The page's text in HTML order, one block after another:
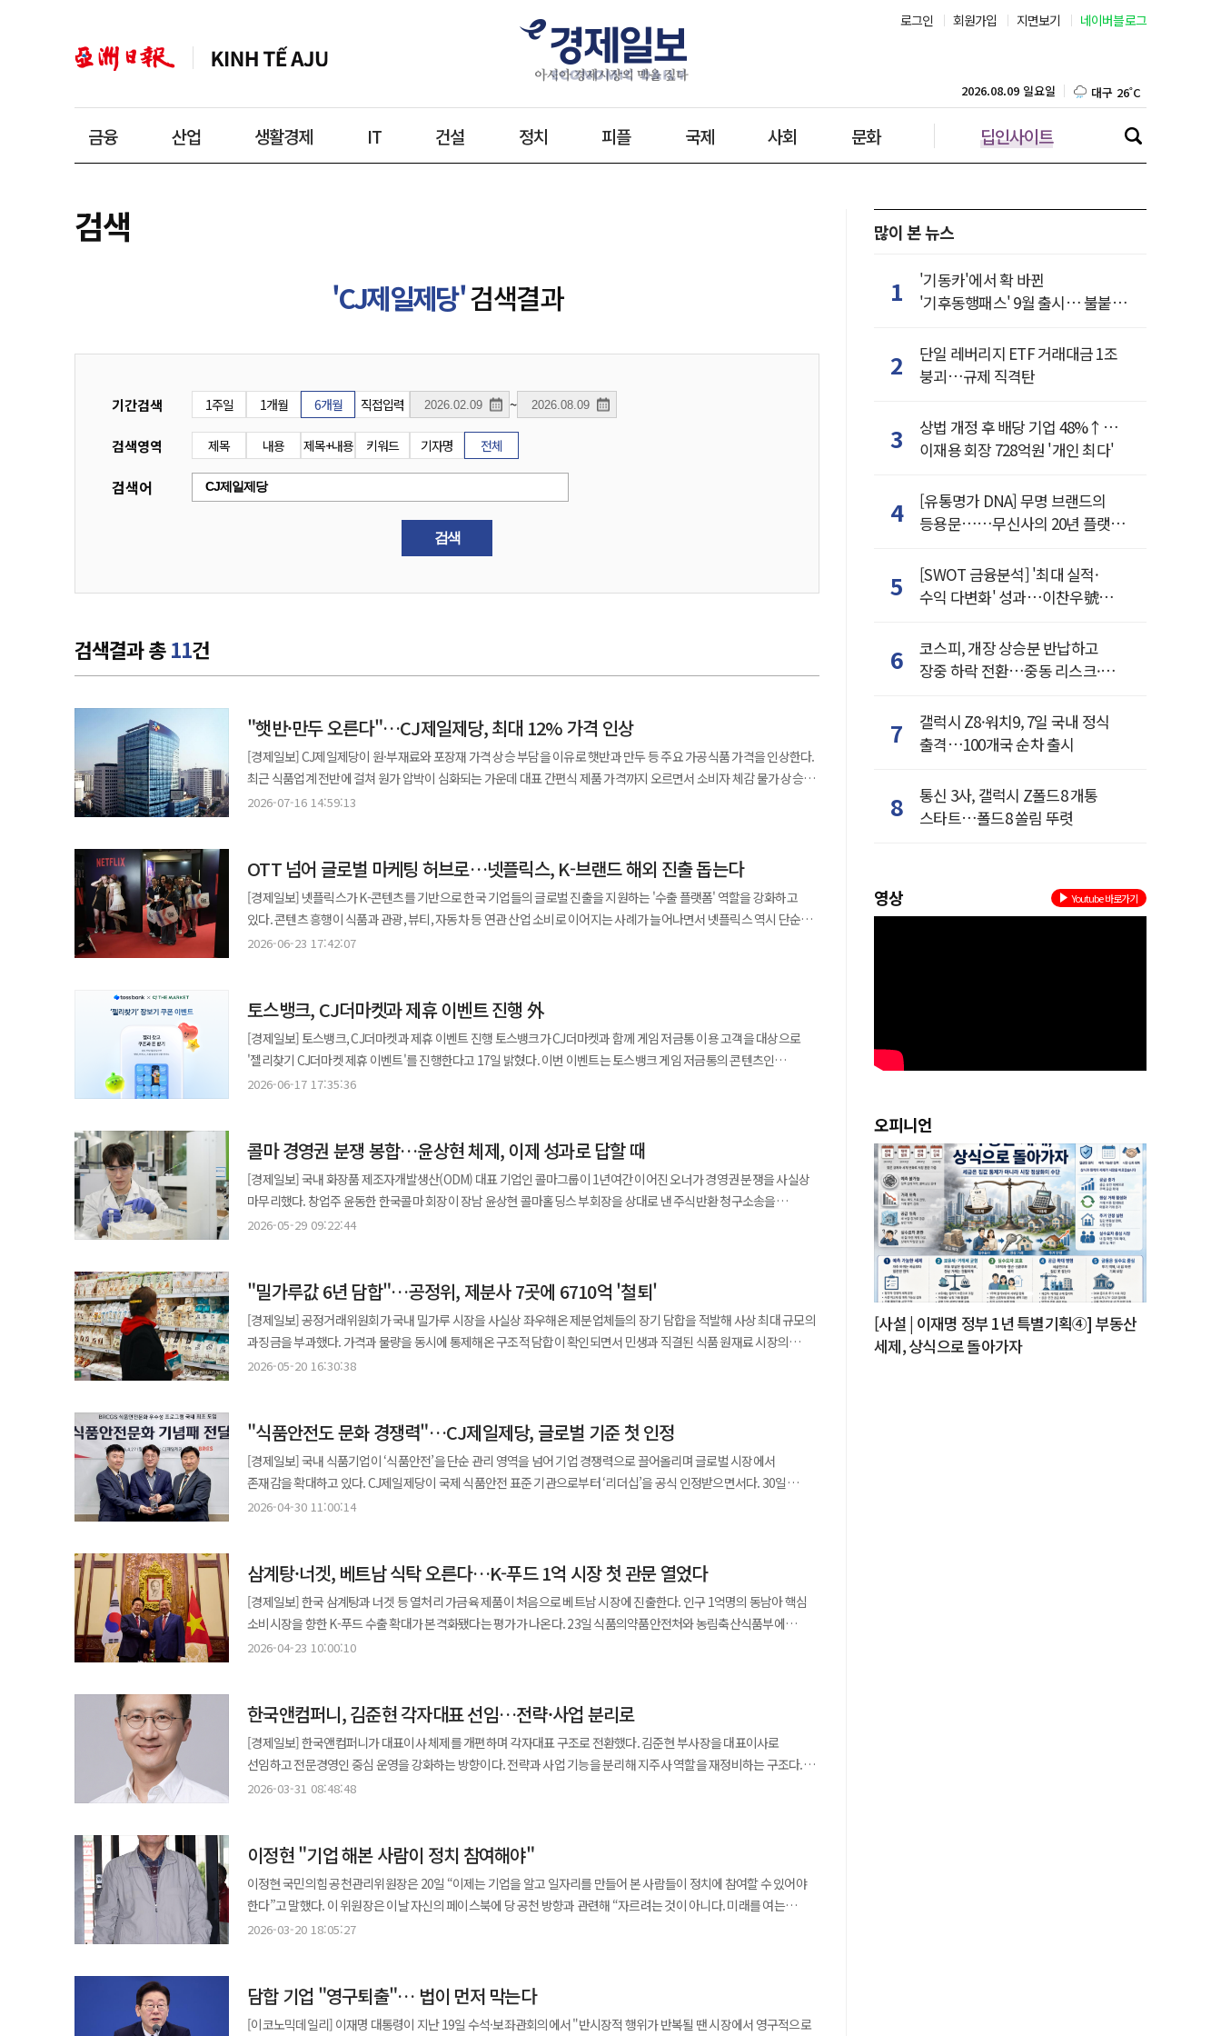
로그인 회원가입 지면보기 네이버블로그
금융 산업 생활경제 IT 건설 정치 피플 국제 사회 문화 딥인사이트
2026.08.09 일요일 대구 26˚C
인천 27˚C
제주 27˚C
검색
'CJ제일제당'검색결과
기간검색 1주일 1개월 6개월 직접입력 ~
검색영역 제목 내용 제목+내용 키워드 기자명 전체
검색어
검색
검색결과 총11건
"햇반·만두 오른다"…CJ제일제당, 최대 12% 가격 인상
[경제일보] CJ제일제당이 원·부재료와 포장재 가격 상승 부담을 이유로 햇반과 만두 등 주요 가공식품 가격을 인상한다.
최근 식품업계 전반에 걸쳐 원가 압박이 심화되는 가운데 대표 간편식 제품 가격까지 오르면서 소비자 체감 물가 상승이
더욱 커질 것으로 보인다. 16일 업계에 따르면 CJ제일제당은 햇반과 만두, 생선구이 등 총 8개 카테고리 27개 품목의
편의점에서는 다음 달 1일부터 순차적으로 적용된다. 이번 가격 조정의 배경에는 원가 상승 압력이 자리하고 있다. 쌀과
육류, 어류 등 주요 원재료 가격이 꾸준히 오른 데다 나프타 등 석유화학 제품 가격 상승으로 포장재 비용까지 동반
상승하면서 제조 원가 부담이 크게 늘었다는 설명이다. 업계에서는 최근 국제 원자재 가격 변동성과 환율 상승까지
겹치며 식품 기업들의 수익성이 전반적으로 악화되고 있다는 분석이 나온다. 다만 CJ제일제당은 소비자 부담을 고려해
일부 품목은 가격 인상 대상에서 제외했다. 학생 등 젊은 소비층이 많이 이용하는 편의점 대표 제품인 햇반 컵반과
반발을 완화하기 위한 대응책도 내놓았다. CJ제일제당은 다음 달부터 여름철 성수기 제품을 중심으로 대규모 할인
행사를 진행할 계획이다. 주요 간편식과 냉동식품 등을 대상으로 프로모션을 확대해 실제 구매 부담을 낮추겠다는
전략이다. 업계에서는 이번 가격 인상이 단발성에 그치지 않을 가능성에도 주목하고 있다. 원재료와 물류비 상승이
단기간에 해소되기 어려운 만큼 향후 추가적인 가격 조정 가능성도 배제할 수 없다는 것이다. 특히 즉석밥과 냉동식품은
상황”이라며 “소비자 부담을 고려해 인상 품목과 폭을 최소화했다”고 설명했다.
2026-07-16 14:59:13
OTT 넘어 글로벌 마케팅 허브로…넷플릭스, K-브랜드 해외 진출 돕는다
[경제일보] 넷플릭스가 K-콘텐츠를 기반으로 한국 기업들의 글로벌 진출을 지원하는 '수출 플랫폼' 역할을 강화하고
있다. 콘텐츠 흥행이 식품과 관광, 뷰티, 자동차 등 연관 산업 소비로 이어지는 사례가 늘어나면서 넷플릭스 역시 단순
온라인 동영상 서비스(OTT)를 넘어 K-브랜드 확산의 핵심 채널로 자리매김하고 있는 것으로 분석된다. 23일
주최하고 한국콘텐츠진흥원이 주관한 행사로, 한불 수교 140주년을 기념해 지난 16일부터 18일까지 프랑스 파리 '팔레
데 콩그레 드 파리'에서 개최됐다. 드라마와 영화, 음악, 웹툰, 게임 등 K-콘텐츠를 비롯해 식품과 뷰티, 관광 등 연관
산업을 소개하는 행사로 약 3만5000명의 현지 관람객이 방문했다. 넷플릭스는 행사 기간 'K-콘텐츠 파트너십'을 주제로
전시 부스를 운영했다. 이를 통해 K-콘텐츠가 다양한 산업과 결합해 새로운 소비자 접점을 창출하고 브랜드 인지도를
높인 사례들을 소개했다. 이번 전시에는 금호타이어와 기아, 네이버, 농심, 삼성, KT, CJ제일제당, 한국관광공사,
전쟁', '케이팝 데몬 헌터스', '이 별에 필요한' 등 넷플릭스 콘텐츠와 연계한 마케팅 및 협업 사례를 선보였다. 최근 K-
콘텐츠는 단순 시청을 넘어 소비와 관광, 브랜드 경험으로 이어지는 경제 효과를 만들어내고 있다. 글로벌 시청자들이
콘텐츠를 통해 한국 문화에 관심을 갖게 되면서 식품과 화장품, 관광지, 소비재 등에 대한 수요도 함께 증가하는 현상이
나타나고 있다. 넷플릭스는 이러한 흐름을 바탕으로 국내 기업들이 글로벌 소비자와 만날 수 있는 접점을 확대하고
있다고 설명했다. 실제로 콘텐츠 협업을 통해 브랜드 인지도를 높이고 해외 시장에서 신규 고객을 확보하는 사례가
600여 개가 부스 운영 시작 후 1시간 만에 모두 소진될 정도로 높은 관심을 끌었다. 넷플릭스에 따르면 관람객들은 K-
콘텐츠의 매력으로 독창적인 스토리와 높은 몰입감, 뛰어난 재미를 꼽았으며 일부는 한국어로 후기를 남기기도 했다.
넷플릭스는 이를 통해 유럽 현지에서도 K-콘텐츠에 대한 관심과 인지도가 꾸준히 확대되고 있음을 확인할 수 있었다고
기여할 수 있도록 협업을 확대해 나간다는 계획이다. 넷플릭스 관계자는 "넷플릭스는 콘텐츠를 통해 더 많은 한국
기업들이 국내외 소비자들과 연결될 수 있도록 다양한 협업을 이어가고 있다"며 "앞으로도 다양한 파트너들과 협력해
한국 콘텐츠가 더 큰 경제적·문화적 가치를 창출할 수 있도록 노력하겠다"고 말했다.
2026-06-23 17:42:07
토스뱅크, CJ더마켓과 제휴 이벤트 진행 外
[경제일보] 토스뱅크, CJ더마켓과 제휴 이벤트 진행 토스뱅크가 CJ더마켓과 함께 게임 저금통 이용 고객을 대상으로
'젤리찾기 CJ더마켓 제휴 이벤트'를 진행한다고 17일 밝혔다. 이번 이벤트는 토스뱅크 게임 저금통의 콘텐츠인
'젤리찾기'에 CJ더마켓 혜택을 결합해 저축의 재미와 생활 혜택을 동시에 제공하기 위해 마련됐다. 이벤트는 오는
햇반 등 CJ제일제당 주요 브랜드 제품을 판매하는 공식 온라인몰이다. 이벤트 혜택은 1000원·2000원 적립금과 함께
△3만원 이상 구매 시 5000원 할인권 △4만원 이상 구매 시 1만원 할인권 △5만원 이상 구매 시 1만3000원 할인권
△6만원 이상 구매 시 1만6000원 할인권으로 구성됐다. 쿠폰은 CJ더마켓 애플리케이션(앱)에서 등록해 사용할 수
있으며 적립금과 할인권은 오는 7월 12일까지 등록 및 사용 가능하다. 이벤트 젤리를 찾지 못하거나 준비된 혜택이
소진된 경우에는 블록깨기 1회 추가 기회가 제공된다. 토스뱅크 관계자는 "많은 고객들이 즐겨온 젤리찾기에 CJ더마켓
즐거운 혜택을 지속적으로 제공해 나가겠다"고 말했다. Sh수협은행, AI 기반 신분증 사본판별 시스템 도입
Sh수협은행이 은행권 최초로 인공지능(AI) 기반 대면 신분증 사본판별 시스템을 도입해 전 영업점에서 시행한다고
17일 밝혔다. 기존 영업점 창구의 신분증 확인 절차는 육안 검사나 단순 이미지 대조에 의존하는 경우가 많아 정교한
위조 신분증을 판별하는 데 한계가 있었다. 수협은행이 도입한 시스템은 특허 기반 이미지 전처리기술과 AI 모델을
활용해 △신분증 고유 특성 △노이즈 패턴 △조명 환경 △촬영 각도 등을 복합적으로 분석한다. 이를 통해 위·변조
시스템 도입은 고도화되는 위변조 범죄에 대응하는 강력한 방어선이 될 것"이라며 "앞으로도 철저한 보안 혁신을 통해
고객의 자산과 개인정보를 보호하는 데 최선을 다하겠다"고 말했다. IBK기업은행, 울산 일자리박람회 개최
IBK기업은행이 울산 남구 문수체육관에서 울산시·울산경제일자리진흥원·한국장학재단과 '2026 울산
현장면접과 채용상담을 진행할 예정이다. 울산 지역 청년 창업가의 3D프린팅 신기술 시연과 지역 대학생이 개발한
애플리케이션 전시도 마련된다. 구직자 취업역량 강화를 위해 △AI 기반 역량검사 △가상현실(VR) 직무체험 △현직자
토크콘서트 등의 프로그램도 운영된다. 기업은행 관계자는 "이번 박람회가 우수 인재의 지역정착과 기업 성장에 도움이
되길 바란다"며 "앞으로도 지역 일자리 활성화와 양질의 일자리 창출 지원에 최선을 다하겠다"고 말했다.
2026-06-17 17:35:36
콜마 경영권 분쟁 봉합…윤상현 체제, 이제 성과로 답할 때
[경제일보] 국내 화장품 제조자개발생산(ODM) 대표 기업인 콜마그룹이 1년여간 이어진 오너가 경영권 분쟁을 사실상
마무리했다. 창업주 윤동한 한국콜마 회장이 장남 윤상현 콜마홀딩스 부회장을 상대로 낸 주식반환 청구소송을
취하하면서다. 표면적으로는 가족 간 법정 다툼의 종결이다. 그러나 산업계가 주목하는 지점은 따로 있다. 콜마그룹이
측도 소 취하에 동의하면서 증여 주식을 둘러싼 부자 간 법정 다툼은 법원 판단 없이 끝났다. 윤 부회장은 콜마홀딩스
최대주주 지위를 유지하게 됐다. 오너 일가 내부의 지분 갈등이 회사 경영의 불확실성으로 번지는 국면은 일단 정리됐다.
이번 분쟁의 출발점은 콜마비앤에이치였다. 윤 부회장은 지난해 4월 동생 윤여원 대표가 이끌던 건강기능식품 계열사
콜마비앤에이치의 실적 부진을 이유로 임시주주총회 소집허가를 신청했다. 자신과 이승화 전 CJ제일제당 부사장을
사내이사로 선임해 경영을 재편하겠다는 취지였다. 윤 대표 측은 이를 경영권 개입으로 받아들였고 윤 회장이 딸의 편에
부회장이 합의된 승계 구도를 흔들었다고 보고 2019년 12월 증여한 콜마홀딩스 지분 반환을 요구했다. 콜마그룹 내부
갈등은 특정 계열사의 대표이사 자리를 둘러싼 문제가 아니었다. 지주회사 지분과 핵심 계열사 경영권, 창업주가 설계한
승계 방식이 한꺼번에 충돌한 사건이었다. 분수령은 지난해 9월 콜마비앤에이치 임시주총이었다. 윤상현 부회장과
이승화 전 부사장의 사내이사 선임안이 통과되면서 윤 부회장 측은 콜마비앤에이치 이사회에서 우위를 확보했다. 윤
부회장이 요구했던 경영 개입의 길이 열린 것이다. 이후 콜마비앤에이치는 윤여원 단독 대표 체제에서 윤상현·윤여원·
유지하는 쪽으로 정리됐다. 콜마비앤에이치는 이승화 단독 대표 체제로 이동했다. 윤 부회장은 핵심 계열사의 직접
경영에서 물러나는 대신 그룹 전체를 총괄하는 위치를 굳혔다. 윤 대표는 콜마비앤에이치 경영 전면에서 후퇴했다. 윤
회장의 소송 취하는 이 같은 연쇄 조정의 마지막 장면에 가깝다. 창업주가 법적 분쟁을 계속 끌고 갈 경우 그룹 전체의
강화되고 내부거래와 사익편취 규제에 대한 감시도 높아진다. 윤 부회장이 동일인으로 지정된 것은 그의 실질 지배력이
제도적으로 확인됐다는 뜻이다. 동시에 그룹 경영 성과와 지배질서에 대한 책임도 윤 부회장에게 집중된다는 의미다.
윤상현 체제의 성적표가 나쁘다고 보기는 어렵다. 윤 부회장이 본격적으로 경영에 참여한 2019년 이후 콜마그룹은
외형을 키웠다. 2019년 2조2345억원 수준이던 그룹 매출은 지난해 3조4912억원으로 늘었다. 자산도 4조423억원에서
5조2429억원 규모로 증가했다. 창업주 윤동한 회장이 1990년 직원 4명으로 시작한 회사를 국내 화장품 ODM 기업 중
커질수록 제조사는 납품처를 넘어 브랜드 성장의 파트너로 평가받는다. 연구개발 역량, 빠른 제품화, 현지 규제 대응,
납기 안정성이 경쟁력을 가른다. 콜마가 북미 생산기지를 확대한 것도 이런 시장 변화와 맞닿아 있다. 한국콜마는 지난해
7월 미국 펜실베이니아주에 콜마USA 제2공장을 준공하고 가동에 들어갔다. 제2공장은 연면적 1만7805㎡ 규모로 연간
약 1억2000만개 제품 생산이 가능하다. 기존 1공장과 합치면 미국에서만 연간 약 3억개, 캐나다 법인을 포함하면 북미
고객사 대응 속도가 기업 경쟁력에 직접 영향을 주는 시장이다. 콜마가 미국 현지에서 기초 스킨케어와 선케어 제품까지
생산할 수 있게 된 것은 K뷰티 브랜드와 글로벌 고객사를 동시에 끌어들일 수 있는 기반이다. 다만 생산능력 확대가
곧바로 수익성 개선으로 이어지는 것은 아니다. 설비 투자 이후 가동률을 얼마나 빨리 끌어올리는지가 관건이다.
2026-05-29 09:22:44
"밀가루값 6년 담합"…공정위, 제분사 7곳에 6710억 '철퇴'
[경제일보] 공정거래위원회가 국내 밀가루 시장을 사실상 좌우해온 제분업체들의 장기 담합을 적발해 사상 최대 규모의
과징금을 부과했다. 가격과 물량을 동시에 통제해온 구조적 담합이 확인되면서 민생과 직결된 식품 원재료 시장의
왜곡이 다시 도마 위에 올랐다. 20일 업계에 따르면 공정위는 대한제분·CJ제일제당·사조동아원·삼양사·대선제분·
제과·제빵업체 등에 공급하는 B2B용 밀가루 가격과 물량을 사전에 합의하고 이를 실행해온 것으로 드러났다. 해당
7개사는 2024년 기준 국내 B2B 밀가루 시장 점유율 87.7%를 차지하는 과점 사업자다. 특히 대한제분·CJ제일제당·
사조동아원 등 상위 3개사의 점유율만 62%에 달해 시장 지배력이 집중된 구조였다. 담합은 경쟁 격화에서 출발했다.
2018년 대한제분이 주요 수요처인 농심에 가장 낮은 가격을 제시해 물량을 대거 확보하자 업체 간 가격 경쟁이
심화됐다. 이후 2019년 말 상위 업체 임원들이 모여 ‘과도한 경쟁 자제’와 ‘적정 가격 유지’에 합의하면서 본격적인
공동으로 결정하는 단계에 이르렀다. 공정위는 이들이 총 24차례 가격 인상·인하 시기와 폭, 공급 물량과 순위를
합의했으며 대표자 및 실무자 회합도 55회에 달했다. 특히 원가 변동을 이용한 ‘이중 전략’이 눈에 띈다. 국제 원맥 가격이
상승하던 2020~2022년에는 가격 인상 시기와 폭을 맞춰 신속히 반영했고 반대로 2023년 이후 원맥 가격이 하락하자
가격 인하를 늦추는 방식으로 이익을 극대화했다. 공정위는 이를 전형적인 담합 이익 극대화 전략으로 판단했다. 정부가
밀가루 가격은 크게 올랐다. 2022년 9월 기준 주요 품목인 중력분 가격은 2019년 말 대비 최소 38%에서 최대 74%까지
상승했다. 소비자 가격 상승 압력으로 이어질 수밖에 없는 구조다. 업체별 과징금은 사조동아원이
1830억9700만원으로 가장 많았고 대한제분(1792억7300만원), CJ제일제당(1317억100만원), 삼양사
향후 3년간 가격 변경 내역도 정기적으로 제출해야 한다. 이번 사건은 제분업계의 구조적 담합 가능성을 다시
드러냈다는 점에서 파장이 크다. 해당 업체들은 2006년에도 유사한 담합으로 제재를 받은 전력이 있다. 반복되는
담합에 대해 보다 강력한 감시와 제도 개선이 필요하다는 지적이 나온다. 공정위 관계자는 “민생과 직결된 품목일수록
담합이 소비자에게 미치는 영향이 크다”며 “가격 재결정 명령을 적극 활용해 시장 경쟁을 회복하고 유사 사례에
대해서도 엄정 대응할 것”이라고 말했다.
2026-05-20 16:30:38
"식품안전도 문화 경쟁력"…CJ제일제당, 글로벌 기준 첫 인정
[경제일보] 국내 식품기업이 ‘식품안전’을 단순 관리 영역을 넘어 기업 경쟁력으로 끌어올리며 글로벌 시장에서
존재감을 확대하고 있다. CJ제일제당이 국제 식품안전 표준 기관으로부터 ‘리더십’을 공식 인정받으면서다. 30일
업계에 따르면 CJ제일제당은 글로벌 식품안전 표준 운영기관 BRCGS와 국제공인 인증기관 로이드인증원로부터
기업의 식품안전 문화를 공식적으로 인정한 첫 사례라는 점에서 의미가 크다. 단순히 생산 공정의 안전성을 평가받는
수준을 넘어 조직 전반에 식품안전 가치가 얼마나 내재화돼 있는지를 검증받았다는 평가다. CJ제일제당은 이러한
성과의 배경으로 ‘조직 문화 혁신’을 꼽는다. 회사는 지난해 8월 BRCGS의 식품안전 조직문화 진단 플랫폼 ‘푸드
세이프티 컬처 엑설런스(FSCE)’를 도입해 전사 차원의 진단과 개선 작업을 진행해왔다. FSCE는 구성원의 인식과 행동,
조직 내 커뮤니케이션 구조 등을 종합적으로 분석해 식품안전 수준을 평가하는 프로그램이다. 이를 바탕으로
전달이 아닌 구성원 스스로 식품안전 가치를 실천하도록 유도하는 방식이다. 회사 측은 이러한 접근이 조직 체질을
근본적으로 바꿨다는 점에서 높은 평가를 받았다고 설명했다. 지난 27일 서울 중구 CJ제일제당센터에서 열린 성과 공유
행사에는 BRCGS와 로이드인증원 관계자들이 참석해 성과를 직접 확인했다. 업계에서는 “국내 식품기업이 글로벌
기준에서 ‘문화 수준’까지 인정받은 것은 이례적”이라는 평가가 나온다. CJ제일제당의 이번 성과는 단순 인증 획득
이상의 의미를 갖는다. 최근 글로벌 식품 시장에서는 품질 관리 수준을 넘어 ESG와 조직문화까지 평가 요소로 포함되는
있으며 글로벌 매출 비중도 꾸준히 증가하는 추세다. 이번 인증은 해외 사업 확대 과정에서 신뢰도를 높이는 중요한
계기로 작용할 것으로 보인다. 다만 과제도 남아 있다. 식품안전 문화는 일회성 프로젝트가 아닌 지속적인 관리와 투자
없이는 유지되기 어렵다. 글로벌 기준이 지속적으로 강화되는 만큼 이를 선제적으로 대응할 수 있는 시스템 구축이
2026-04-30 11:00:14
삼계탕·너겟, 베트남 식탁 오른다…K-푸드 1억 시장 첫 관문 열었다
[경제일보] 한국 삼계탕과 너겟 등 열처리 가금육 제품이 처음으로 베트남 시장에 진출한다. 인구 1억명의 동남아 핵심
소비시장을 향한 K-푸드 수출 확대가 본격화됐다는 평가가 나온다. 23일 식품의약품안전처와 농림축산식품부에
따르면 한국·베트남 정상회담을 계기로 열처리 가금육 제품의 베트남 수출을 위한 위생·검역 협상이 최종 타결됐다.
햄, 소시지, 삼계탕, 너겟 등 가금육 가공식품의 베트남 수출을 위해 협상을 이어왔다. 약 8년 만에 결실을 본 셈이다. 우선
수출이 허용된 국내 작업장은 하림과 CJ제일제당 두 곳이다. 두 회사는 베트남 정부의 현지 심사를 거쳐 승인을 받았으며
향후 대상 업체는 더 늘어날 전망이다. 베트남은 최근 가장 주목받는 식품 시장 가운데 하나다. 지난해 인구 1억명을
돌파했고 젊은 소비층 비중이 높다. 도시화와 소득 증가가 빠르게 진행되면서 간편식과 가공식품 수요도 꾸준히
확대되고 있다. 특히 삼계탕 같은 즉석식품은 성장 가능성이 높다는 분석이 많다. 조리 시간이 짧고 보관이 쉬워 맞벌이
너겟과 소시지 등 간편 단백질 식품 역시 현지 소비자 접근성이 높다. 한식에 익숙하지 않은 소비자도 부담 없이 접할 수
있어 시장 확대의 교두보 역할을 할 수 있다는 평가다. 다만 초기 시장 안착까지는 과제도 있다. 현재 승인된 작업장이
제한적이고 현지 유통망 확보, 가격 경쟁력, 브랜드 인지도 제고 등이 향후 성패를 가를 핵심 변수다. 냉동·냉장 물류
체계와 마케팅 투자도 함께 필요하다는 지적이 나온다. 오유경 처장은 이번 협상을 규제 외교가 실제 수출 성과로 이어진
대표 사례라고 평가했다. 글로벌 안전관리 체계를 바탕으로 한국 식품 신뢰도를 높여가겠다는 뜻도 밝혔다. 송미령
필리핀 등 주변 시장 진입에도 속도가 붙을 수 있기 때문이다. K-콘텐츠에 이어 K-푸드가 동남아 식탁까지 넓혀갈 수
있을지 주목된다.
2026-04-23 10:00:10
한국앤컴퍼니, 김준현 각자대표 선임…전략·사업 분리로
[경제일보] 한국앤컴퍼니가 대표이사 체제를 개편하며 각자대표 구조로 전환했다. 김준현 부사장을 대표이사로
선임하고 전문경영인 중심 운영을 강화하는 방향이다. 전략과 사업 기능을 분리해 지주사 역할을 재정비하는 구조다.
31일 업계에 따르면 한국앤컴퍼니는 이사회 결의를 통해 김 부사장을 대표이사로 선임하고, 박종호 사장과 함께
있다. 김 대표는 경영총괄을 맡아 그룹 전략, 자본 배분, 거버넌스, 자회사 가치 제고 등을 담당하고, 기존 대표이사였던
박 사장은 사업총괄로서 배터리 사업을 포함한 본업 경쟁력 강화와 수익성 개선에 집중하는 구조다. 단순 지분 관리
기능을 넘어 전략 수립과 실행을 동시에 수행하는 지주사 역할을 강화하는 동시에 개별 사업의 전문성과 책임경영을
분리해 운영 효율을 높이겠다는 의도다. 특히 김 대표가 맡는 경영총괄 부문은 중장기 성장 전략 수립과 포트폴리오 가치
제고에 초점이 맞춰진다. 자회사 간 시너지 확대, 재무 건전성 관리, 자본 효율성 개선, 주주환원 정책 설계 등이 주요
배당 확대 등 주주환원 정책의 지속성과 예측 가능성을 높이는 방향으로 자본 정책을 운영할 계획이다. 안정적인
현금흐름을 기반으로 환원 정책을 구조화하고, 이사회 중심의 의사결정 체계를 강화해 책임경영을 제도화하겠다는
구상이다. 이번 인사는 전문경영인 중심의 지배구조를 강화하려는 흐름으로도 읽힌다. 김 대표는 삼일회계법인에서
2026-03-31 08:48:48
이정현 "기업 해본 사람이 정치 참여해야"
이정현 국민의힘 공천관리위원장은 20일 “이제는 기업을 알고 일자리를 만들어 본 사람들이 정치에 참여할 수 있어야
한다”고 말했다. 이 위원장은 이날 자신의 페이스북에 당 공천 방향과 관련해 “자르려는 것이 아니다. 미래를 여는
것”이라고 밝혔다. 이어 “인물 교체가 아니라 정치 구조를 바꾸는 일”이라며 “감정이나 보복이 아니라 시대 변화에 따른
바뀌어야 한다. 중앙에서 더 큰 역할을 맡아 국가 전략과 당 개혁을 이끄는 방향으로 경험이 활용돼야 한다”고 강조했다.
최근 국민의힘 내부에서는 대구시장 후보 공천을 둘러싸고 공관위의 ‘중진 의원 컷오프설’과 ‘특정 후보 내정설’이
2026-03-20 18:05:27
담합 기업 "영구퇴출"… 법이 먼저 막는다
[이코노믹데일리] 이재명 대통령이 지난 19일 수석·보좌관회의에서 "반시장적 행위가 반복될 땐 시장에서 영구적으로
많이 본 뉴스
1
'기동카'에서 확 바뀐
'기후동행패스' 9월 출시… 불붙은
2
단일 레버리지 ETF 거래대금 1조
붕괴…규제 직격탄
3
상법 개정 후 배당 기업 48%↑…
이재용 회장 728억원 '개인 최다'
4
[유통명가 DNA] 무명 브랜드의
등용문……무신사의 20년 플랫폼
5
[SWOT 금융분석] '최대 실적·
수익 다변화' 성과…이찬우號
6
코스피, 개장 상승분 반납하고
장중 하락 전환…중동 리스크·美
7
갤럭시 Z8·워치9, 7일 국내 정식
출격…100개국 순차 출시
8
통신 3사, 갤럭시 Z폴드8 개통
스타트…폴드8 쏠림 뚜렷
영상 Youtube 바로가기
오피니언
[사설 | 이재명 정부 1년 특별기획④] 부동산
세제, 상식으로 돌아가자